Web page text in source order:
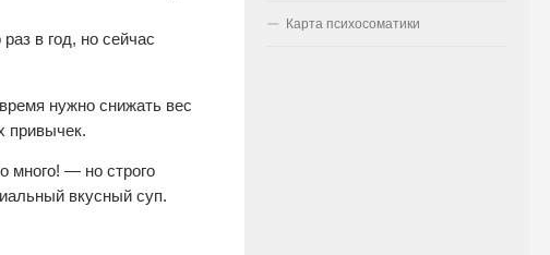
в год, но сейчас
нужно снижать вес
привычек.
много! — но строго
вкусный суп.
Карта психосоматики